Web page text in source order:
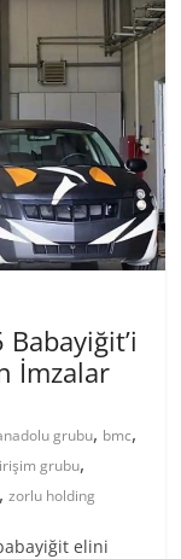
İmzalar
grubu, bmc,
grubu,
,zorlu holding
elini